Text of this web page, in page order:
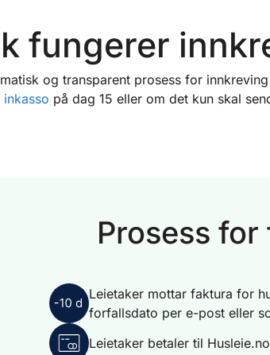
fungerer
og transparent prosess for
inkasso på dag 15 eller om det kun skal
Prosess
Leietaker mottar faktura for
forfallsdato per e-post eller
Leietaker betaler til